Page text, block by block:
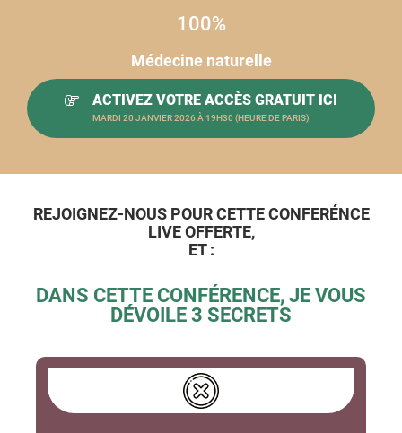
100%
Médecine naturelle
ACTIVEZ VOTRE ACCÈS GRATUIT ICI
MARDI 20 JANVIER 2026 À 19H30 (HEURE DE PARIS)
REJOIGNEZ-NOUS POUR CETTE CONFERÉNCE
LIVE OFFERTE,
ET :
DANS CETTE CONFÉRENCE, JE VOUS
DÉVOILE 3 SECRETS